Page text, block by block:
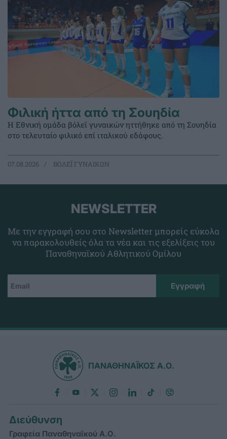
Φιλική ήττα από τη Σουηδία
Η Εθνική ομάδα βόλεϊ γυναικών ηττήθηκε από τη Σουηδία
στο τελευταίο φιλικό επί ιταλικού εδάφους.
07.08.2026 ΒΟΛΕΪ ΓΥΝΑΙΚΩΝ
NEWSLETTER
Με την εγγραφή σου στο Newsletter μπορείς εύκολα
να παρακολουθείς όλα τα νέα και τις εξελίξεις του
Παναθηναϊκού Αθλητικού Ομίλου
ΠΑΝΑΘΗΝΑΪΚΟΣ Α.Ο.
Διεύθυνση
Γραφεία Παναθηναϊκού Α.Ο.